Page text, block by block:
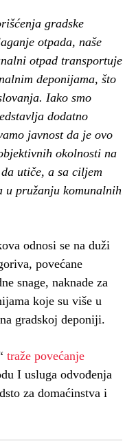
gradske
otpada, naše
otpad transportuje
deponijama, što
Iako smo
dodatno
javnost da je ovo
okolnosti na
utiče, a sa ciljem
pružanju komunalnih
odnosi se na duži
povećane
snage, naknade za
koje su više u
gradskoj deponiji.
traže povećanje
I usluga odvođenja
za domaćinstva i